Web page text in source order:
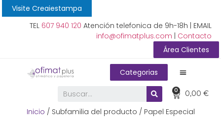
Visite Creaiestampa
TEL 607 940 120 Atención telefonica de 9h-18h | EMAIL
info@ofimatplus.com
Contacto
Área Clientes
Categorias
0,00€
0
Inicio / Subfamilia del producto / Papel Especial